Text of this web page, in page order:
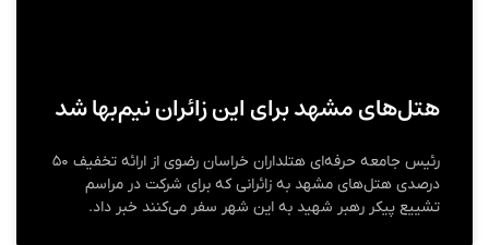
هتل‌های مشهد برای این زائران نیم‌بها شد
رئیس جامعه حرفه‌ای هتلداران خراسان رضوی از ارائه تخفیف ۵۰
درصدی هتل‌های مشهد به زائرانی که برای شرکت در مراسم
تشییع پیکر رهبر شهید به این شهر سفر می‌کنند خبر داد.